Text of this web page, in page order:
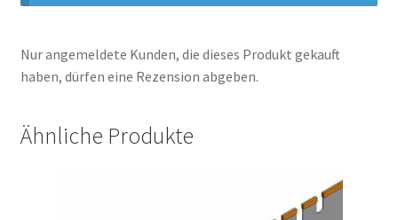
Nur angemeldete Kunden, die dieses Produkt gekauft
haben, dürfen eine Rezension abgeben.
Ähnliche Produkte